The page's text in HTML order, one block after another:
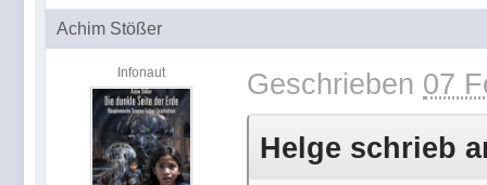
Achim Stößer
Infonaut Geschrieben 07
Helge schrieb